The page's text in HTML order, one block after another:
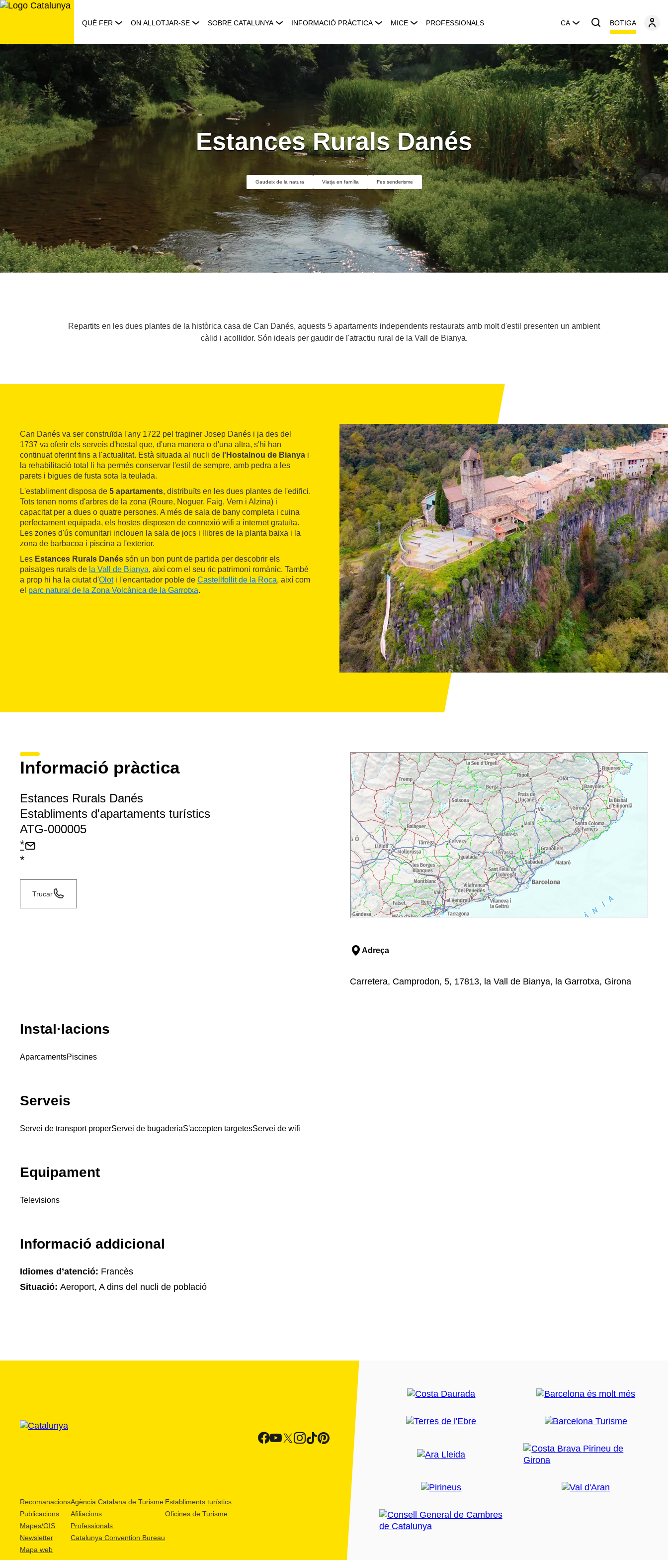
Saltar
QUÈ FER ON ALLOTJAR-SE SOBRE CATALUNYA INFORMACIÓ PRÀCTICA MICE PROFESSIONALS CA BOTIGA
Estances Rurals Danés
Gaudeix de la natura Viatja en família Fes senderisme
Repartits en les dues plantes de la històrica casa de Can Danés, aquests 5 apartaments independents restaurats amb molt d'estil presenten un ambient
càlid i acollidor. Són ideals per gaudir de l'atractiu rural de la Vall de Bianya.
Can Danés va ser construïda l'any 1722 pel traginer Josep Danés i ja des del
1737 va oferir els serveis d'hostal que, d'una manera o d'una altra, s'hi han
continuat oferint fins a l'actualitat. Està situada al nucli de l'Hostalnou de Bianya i
la rehabilitació total li ha permès conservar l'estil de sempre, amb pedra a les
parets i bigues de fusta sota la teulada.
L'establiment disposa de 5 apartaments, distribuïts en les dues plantes de l'edifici.
Tots tenen noms d'arbres de la zona (Roure, Noguer, Faig, Vern i Alzina) i
capacitat per a dues o quatre persones. A més de sala de bany completa i cuina
perfectament equipada, els hostes disposen de connexió wifi a internet gratuïta.
Les zones d'ús comunitari inclouen la sala de jocs i llibres de la planta baixa i la
zona de barbacoa i piscina a l'exterior.
Les Estances Rurals Danés són un bon punt de partida per descobrir els
paisatges rurals de la Vall de Bianya, així com el seu ric patrimoni romànic. També
a prop hi ha la ciutat d'Oloti l'encantador poble de Castellfollit de la Roca, així com
el parc natural de la Zona Volcànica de la Garrotxa.
Informació pràctica
Estances Rurals Danés
Establiments d'apartaments turístics
ATG-000005
*
*
Trucar
Adreça
Carretera, Camprodon, 5, 17813, la Vall de Bianya, la Garrotxa, Girona
Instal·lacions
AparcamentsPiscines
Serveis
Servei de transport properServei de bugaderiaS'accepten targetesServei de wifi
Equipament
Televisions
Informació addicional
Idiomes d’atenció: Francès
Situació: Aeroport, A dins del nucli de població
Recomanacions
Publicacions
Mapes/GIS
Newsletter
Mapa web
Agència Catalana de Turisme
Afiliacions
Professionals
Catalunya Convention Bureau
Establiments turístics
Oficines de Turisme